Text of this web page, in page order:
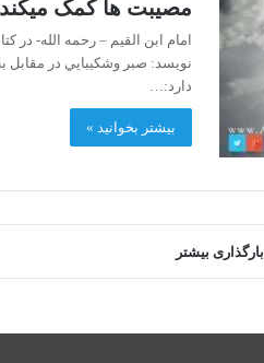
مصيبت ها کمک ميکند
امام ابن القيم – رحمه الله- در
نويسد: صبر وشکيبايي در مقابل
دارد:…
بیشتر بخوانید »
بارگذاری بیشتر